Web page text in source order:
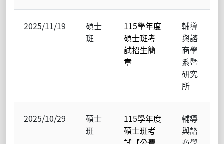
2025/11/19
碩士
班
115學年度
碩士班考
試招生簡
章
輔導
與諮
商學
系暨
研究
所
2025/10/29
碩士
班
115學年度
碩士班考
輔導
與諮